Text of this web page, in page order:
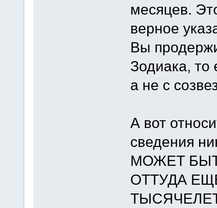
месяцев.
верное
Вы
Зодиака, то
а не с
А вот
сведения
МОЖЕТ
ОТТУДА